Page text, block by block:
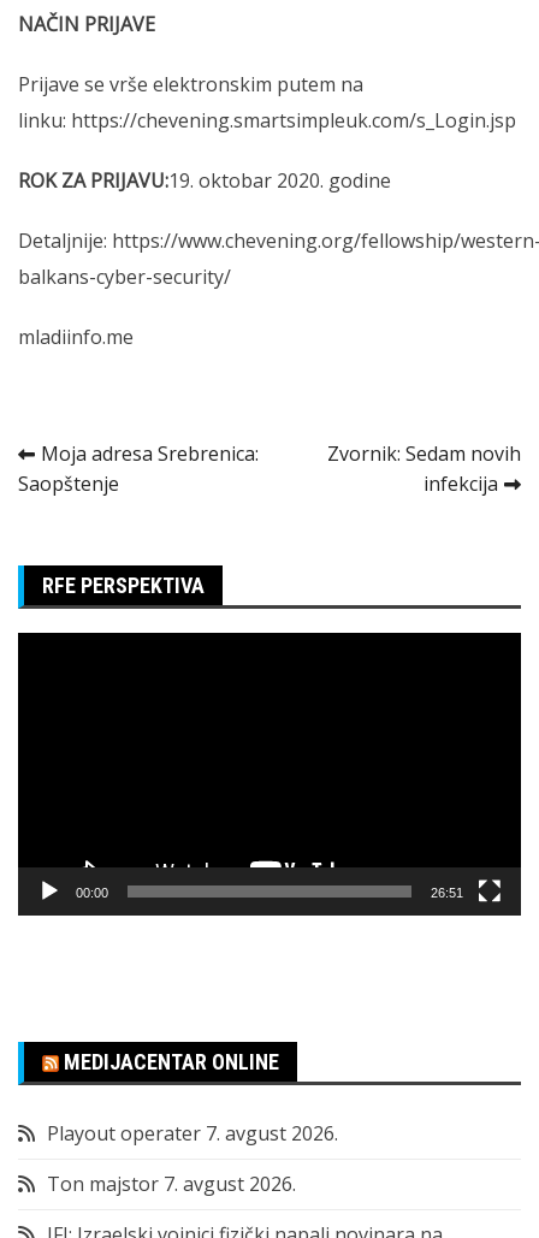
NAČIN PRIJAVE
Prijave se vrše elektronskim putem na
linku: https://chevening.smartsimpleuk.com/s_Login.jsp
ROK ZA PRIJAVU:19. oktobar 2020. godine
Detaljnije: https://www.chevening.org/fellowship/
balkans-cyber-security/
mladiinfo.me
Kretanje
članka
Moja adresa Srebrenica:
Saopštenje
Zvornik: Sedam novih
infekcija
RFE PERSPEKTIVA
00:00 26:51
MEDIJACENTAR ONLINE
Playout operater 7. avgust 2026.
Ton majstor 7. avgust 2026.